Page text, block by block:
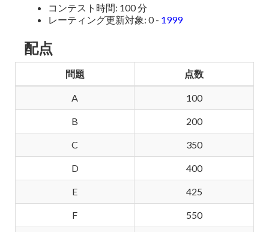
コンテスト時間: 100 分
レーティング更新対象: 0 - 1999
配点
問題 点数
A 100
B 200
C 350
D 400
E 425
F 550